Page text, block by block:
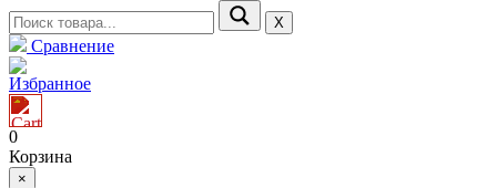
Х
Сравнение
Избранное
0
Корзина
×